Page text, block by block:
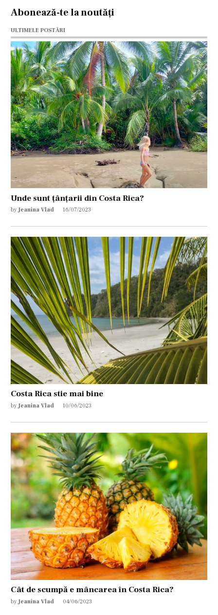
Abonează-te la noutăți
ULTIMELE POSTĂRI
Unde sunt țânțarii din Costa Rica?
by Jeanina Vlad 16/07/2023
Costa Rica stie mai bine
by Jeanina Vlad 10/06/2023
Cât de scumpă e mâncarea în Costa Rica?
by Jeanina Vlad 04/06/2023